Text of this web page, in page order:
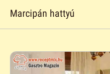
Marcipán hattyú